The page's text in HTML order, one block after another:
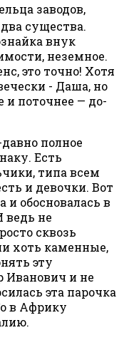
заводов,
существа.
внук
неземное.
это точно! Хотя
- Даша, но
и поточнее — до-
полное
Есть
типа всем
и девочки. Вот
и обосновалась в
ведь не
сквозь
хоть каменные,
эту
Иванович и не
эта парочка
в Африку